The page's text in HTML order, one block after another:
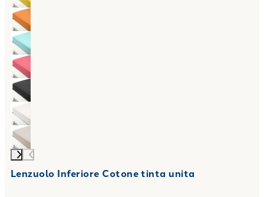
Lenzuolo Inferiore Cotone tinta unita